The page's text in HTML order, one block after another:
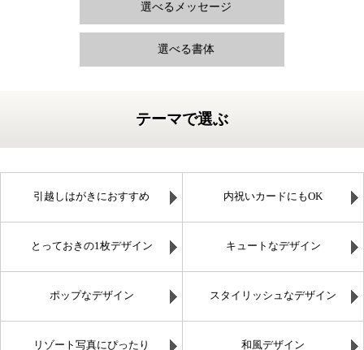
選べるメッセージ
選べる書体
テーマで選ぶ
引越しはがきにおすすめ 内祝いカードにもOK
とっておきの1枚デザイン キュートなデザイン
ポップなデザイン スタイリッシュなデザイン
リゾート写真にぴったり 和風デザイン